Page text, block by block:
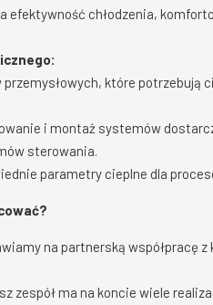
efektywność chłodzenia,
przemysłowych, które potrzebują
i montaż systemów
sterowania.
parametry cieplne dla
na partnerską współpracę
zespół ma na koncie wiele